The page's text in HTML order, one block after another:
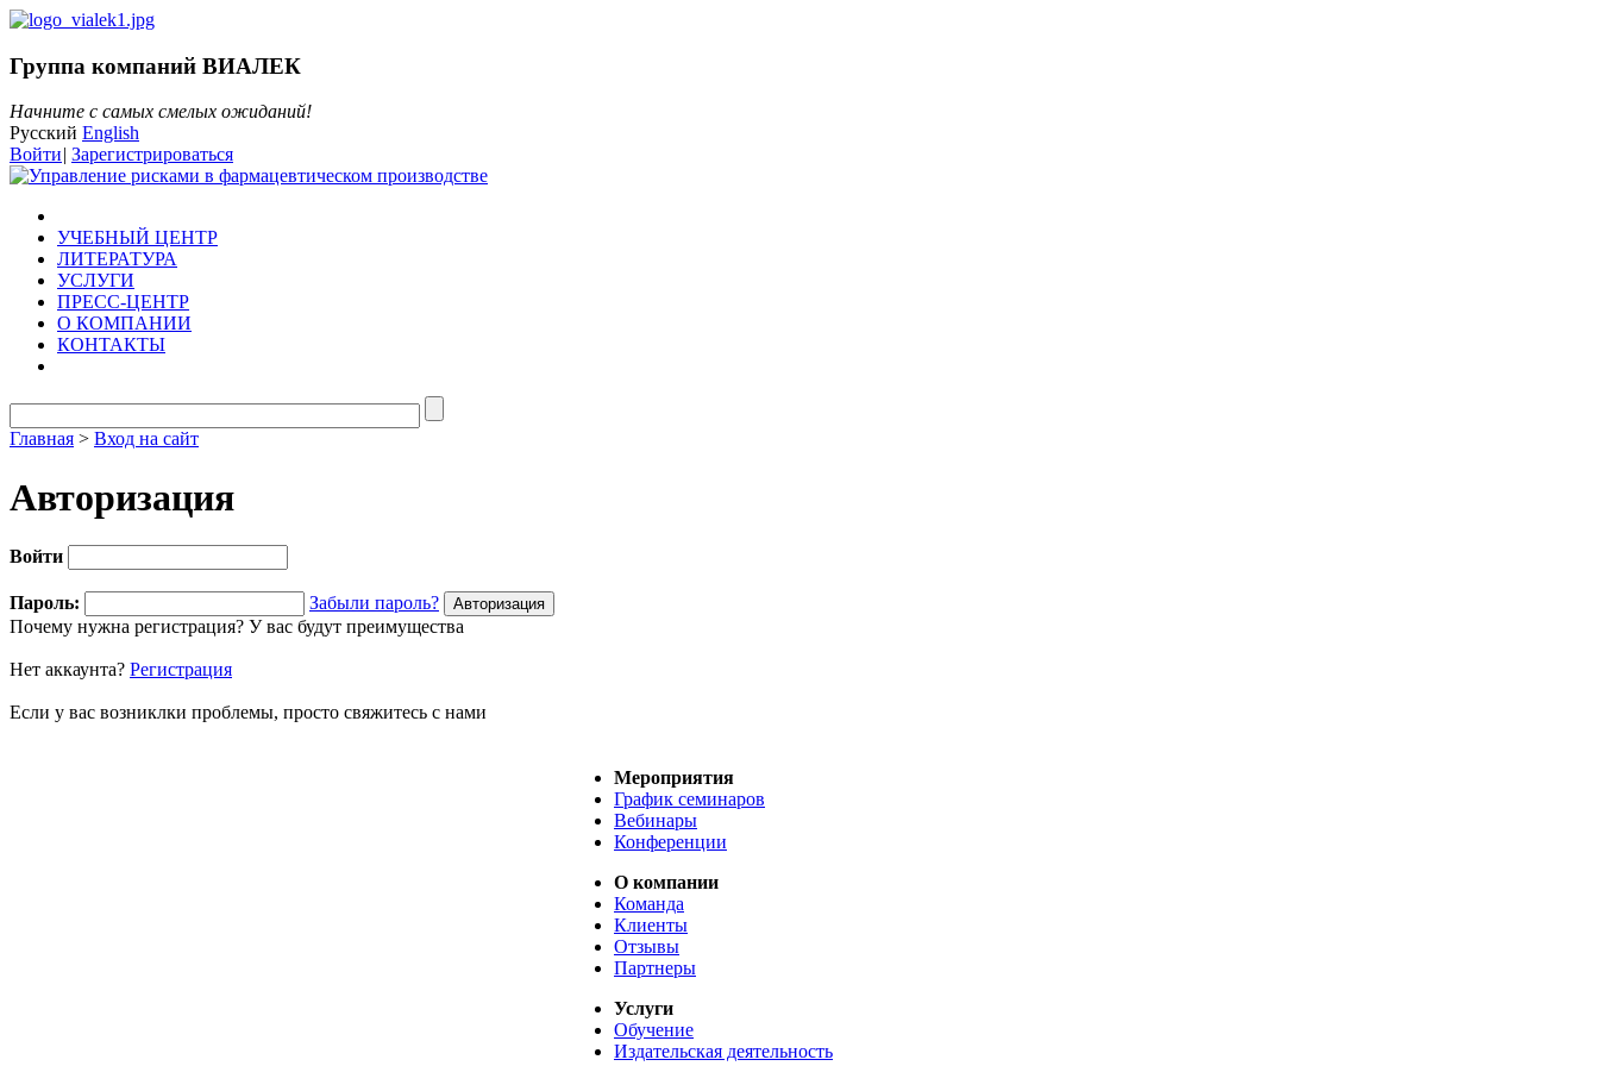
Группа компаний ВИАЛЕК
Начните с самых смелых ожиданий!
Русский English
Войти| Зарегистрироваться
УЧЕБНЫЙ ЦЕНТР
ЛИТЕРАТУРА
УСЛУГИ
ПРЕСС-ЦЕНТР
О КОМПАНИИ
КОНТАКТЫ
Главная > Вход на сайт
Авторизация
Войти
Пароль:
Забыли пароль?
Почему нужна регистрация? У вас будут преимущества
Нет аккаунта? Регистрация
Если у вас возниклки проблемы, просто свяжитесь с нами
Мероприятия
График семинаров
Вебинары
Конференции
О компании
Команда
Клиенты
Отзывы
Партнеры
Услуги
Обучение
Издательская деятельность